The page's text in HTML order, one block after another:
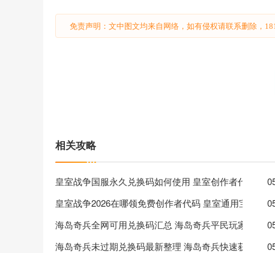
免责声明：文中图文均来自网络，如有侵权请联系删除，
相关攻略
皇室战争国服永久兑换码如何使用 皇室创作者代码获取
皇室战争2026在哪领免费创作者代码 皇室通用宝箱兑
海岛奇兵全网可用兑换码汇总 海岛奇兵平民玩家钻石获
海岛奇兵未过期兑换码最新整理 海岛奇兵快速获取作战